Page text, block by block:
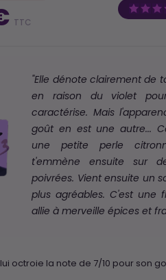
TTC
"Elle dénote clairement de
en raison du violet
caractérise. Mais
goût en est une autre...
une petite perle
t'emmène ensuite sur
poivrées. Vient ensuite un
plus agréables. C'est une
allie à merveille épices et
octroie la note de 7/10 pour son